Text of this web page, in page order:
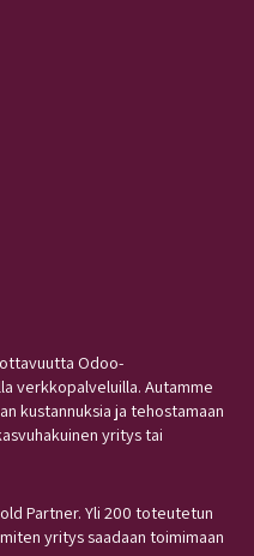
Odoo-
verkkopalveluilla. Autamme
kustannuksia ja tehostamaan
yritys tai
Partner. Yli 200 toteutetun
yritys saadaan toimimaan